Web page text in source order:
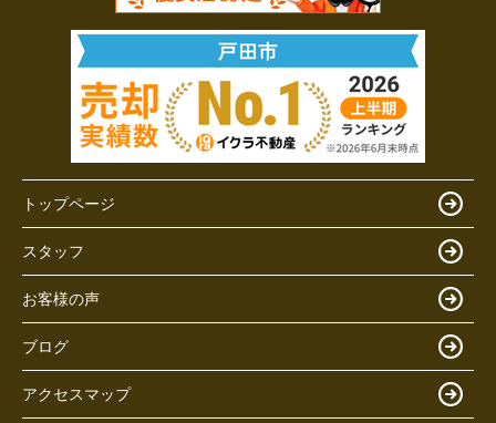
トップページ
スタッフ
お客様の声
ブログ
アクセスマップ